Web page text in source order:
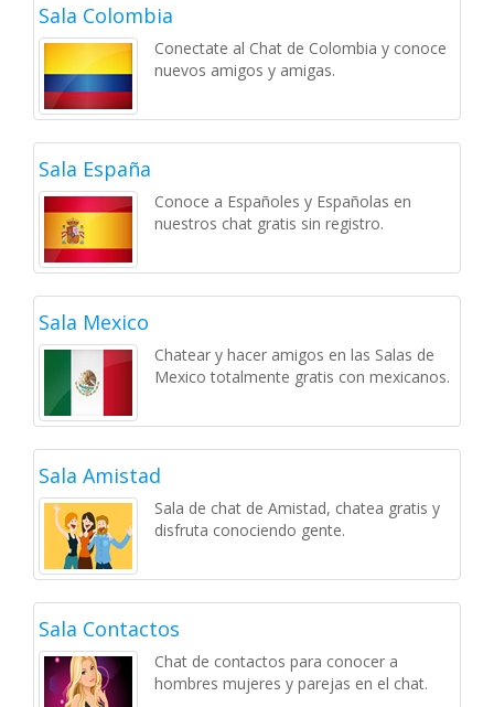
Sala Colombia
Conectate al Chat de Colombia y conoce
nuevos amigos y amigas.
Sala España
Conoce a Españoles y Españolas en
nuestros chat gratis sin registro.
Sala Mexico
Chatear y hacer amigos en las Salas de
Mexico totalmente gratis con mexicanos.
Sala Amistad
Sala de chat de Amistad, chatea gratis y
disfruta conociendo gente.
Sala Contactos
Chat de contactos para conocer a
hombres mujeres y parejas en el chat.